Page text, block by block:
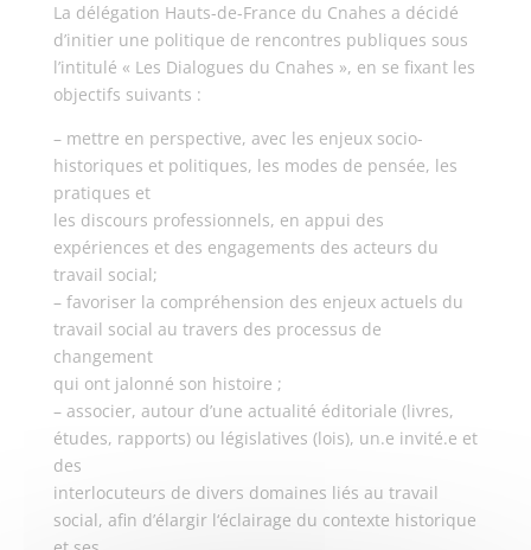
La délégation Hauts-de-France du Cnahes a décidé
d’initier une politique de rencontres publiques sous
l’intitulé « Les Dialogues du Cnahes », en se fixant les
objectifs suivants :
– mettre en perspective, avec les enjeux socio-
historiques et politiques, les modes de pensée, les
pratiques et
les discours professionnels, en appui des
expériences et des engagements des acteurs du
travail social;
– favoriser la compréhension des enjeux actuels du
travail social au travers des processus de
changement
qui ont jalonné son histoire ;
– associer, autour d’une actualité éditoriale (livres,
études, rapports) ou législatives (lois), un.e invité.e et
des
interlocuteurs de divers domaines liés au travail
social, afin d’élargir l‘éclairage du contexte historique